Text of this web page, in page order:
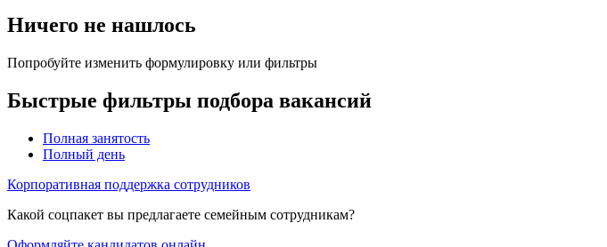
Ничего не нашлось
Попробуйте изменить формулировку или фильтры
Быстрые фильтры подбора вакансий
Полная занятость
Полный день
Корпоративная поддержка сотрудников
Какой соцпакет вы предлагаете семейным сотрудникам?